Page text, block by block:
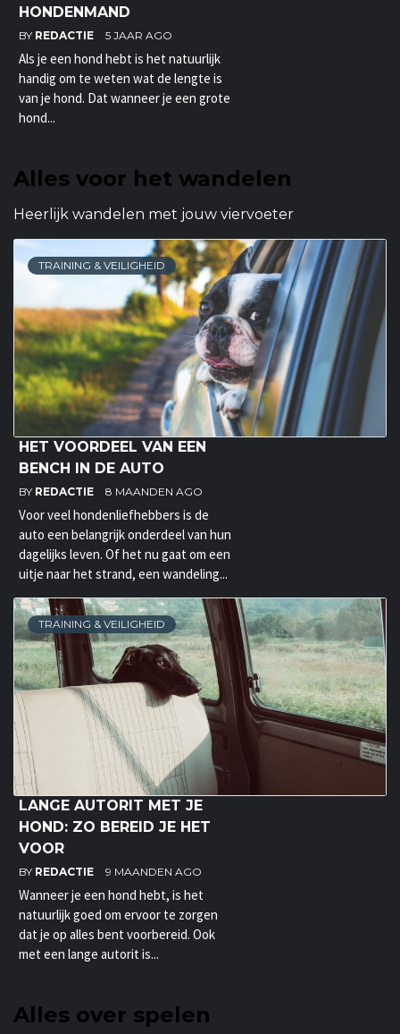
HONDENMAND
BY REDACTIE 5 JAAR AGO
Als je een hond hebt is het natuurlijk
handig om te weten wat de lengte is
van je hond. Dat wanneer je een grote
hond...
Alles voor het wandelen
Heerlijk wandelen met jouw viervoeter
TRAINING & VEILIGHEID
HET VOORDEEL VAN EEN
BENCH IN DE AUTO
BY REDACTIE 8 MAANDEN AGO
Voor veel hondenliefhebbers is de
auto een belangrijk onderdeel van hun
dagelijks leven. Of het nu gaat om een
uitje naar het strand, een wandeling...
TRAINING & VEILIGHEID
LANGE AUTORIT MET JE
HOND: ZO BEREID JE HET
VOOR
BY REDACTIE 9 MAANDEN AGO
Wanneer je een hond hebt, is het
natuurlijk goed om ervoor te zorgen
dat je op alles bent voorbereid. Ook
met een lange autorit is...
Alles over spelen